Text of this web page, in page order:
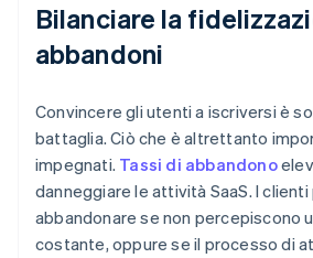
Bilanciare la
abbandoni
Convincere gli utenti a iscriversi è
battaglia. Ciò che è altrettanto
impegnati. Tassi di abbandono
danneggiare le attività SaaS. I
abbandonare se non percepiscono
costante, oppure se il processo di